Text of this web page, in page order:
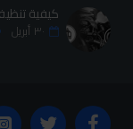
كيفية
٣٠ أبريل